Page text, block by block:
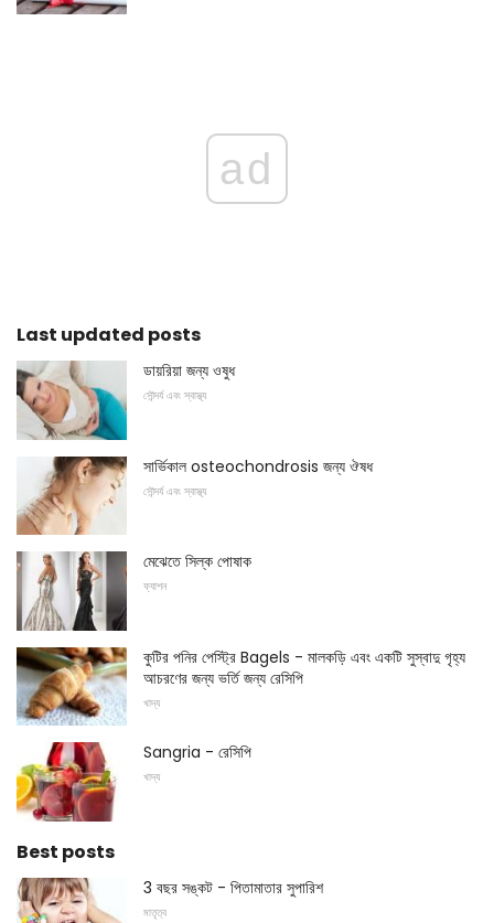
ad
Last updated posts
ডায়রিয়া জন্য ওষুধ
সৌন্দর্য এবং স্বাস্থ্য
সার্ভিকাল osteochondrosis জন্য ঔষধ
সৌন্দর্য এবং স্বাস্থ্য
মেঝেতে সিল্ক পোষাক
ফ্যাশন
কুটির পনির পেস্ট্রি Bagels - মালকড়ি এবং একটি সুস্বাদু গৃহ্য
আচরণের জন্য ভর্তি জন্য রেসিপি
খাদ্য
Sangria - রেসিপি
খাদ্য
Best posts
3 বছর সঙ্কট - পিতামাতার সুপারিশ
মাতৃত্ব